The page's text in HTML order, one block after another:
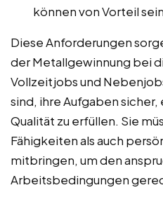
können von Vorteil
Diese Anforderungen
der Metallgewinnung bei
Vollzeitjobs und
sind, ihre Aufgaben
Qualität zu erfüllen. Sie
Fähigkeiten als auch
mitbringen, um den
Arbeitsbedingungen